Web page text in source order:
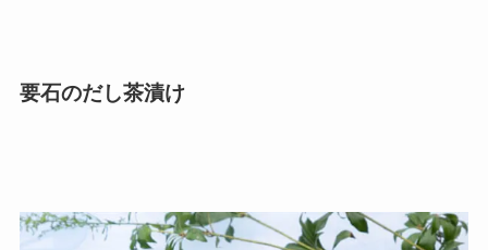
要石のだし茶漬け